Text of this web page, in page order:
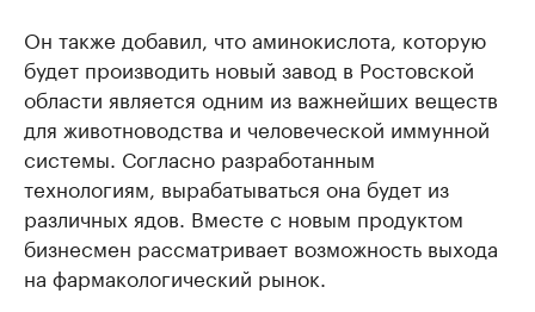
Он также добавил, что аминокислота, которую
будет производить новый завод в Ростовской
области является одним из важнейших веществ
для животноводства и человеческой иммунной
системы. Согласно разработанным
технологиям, вырабатываться она будет из
различных ядов. Вместе с новым продуктом
бизнесмен рассматривает возможность выхода
на фармакологический рынок.